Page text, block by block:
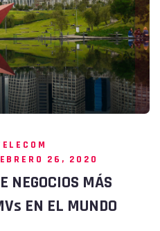
26, 2020
NEGOCIOS MÁS
EN EL MUNDO